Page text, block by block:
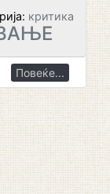
критика
Повеќе...